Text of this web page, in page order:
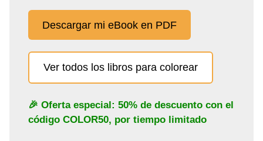
Descargar mi eBook en PDF
Ver todos los libros para colorear
🎉 Oferta especial: 50% de descuento con el
código COLOR50, por tiempo limitado